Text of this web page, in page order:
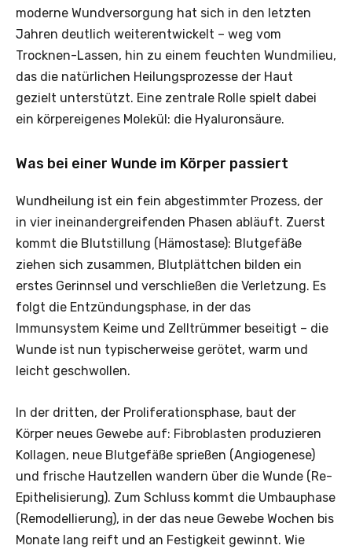
moderne Wundversorgung hat sich in den letzten
Jahren deutlich weiterentwickelt – weg vom
Trocknen-Lassen, hin zu einem feuchten Wundmilieu,
das die natürlichen Heilungsprozesse der Haut
gezielt unterstützt. Eine zentrale Rolle spielt dabei
ein körpereigenes Molekül: die Hyaluronsäure.
Was bei einer Wunde im Körper passiert
Wundheilung ist ein fein abgestimmter Prozess, der
in vier ineinandergreifenden Phasen abläuft. Zuerst
kommt die Blutstillung (Hämostase): Blutgefäße
ziehen sich zusammen, Blutplättchen bilden ein
erstes Gerinnsel und verschließen die Verletzung. Es
folgt die Entzündungsphase, in der das
Immunsystem Keime und Zelltrümmer beseitigt – die
Wunde ist nun typischerweise gerötet, warm und
leicht geschwollen.
In der dritten, der Proliferationsphase, baut der
Körper neues Gewebe auf: Fibroblasten produzieren
Kollagen, neue Blutgefäße sprießen (Angiogenese)
und frische Hautzellen wandern über die Wunde (Re-
Epithelisierung). Zum Schluss kommt die Umbauphase
(Remodellierung), in der das neue Gewebe Wochen bis
Monate lang reift und an Festigkeit gewinnt. Wie